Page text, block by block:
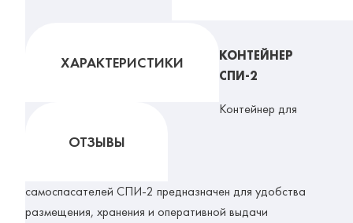
ХАРАКТЕРИСТИКИ
ОТЗЫВЫ
КОНТЕЙНЕР
СПИ-2
Контейнер для
самоспасателей СПИ-2 предназначен для удобства
размещения, хранения и оперативной выдачи